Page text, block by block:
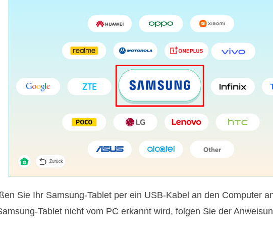
Sie Ihr Samsung-Tablet per ein USB-Kabel an den Computer
Tablet nicht vom PC erkannt wird, folgen Sie der